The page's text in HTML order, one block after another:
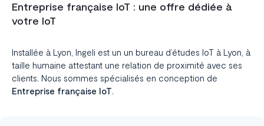
Entreprise française IoT : une offre dédiée à
votre IoT
Installée à Lyon, Ingeli est un un bureau d’études IoT à Lyon, à
taille humaine attestant une relation de proximité avec ses
clients. Nous sommes spécialisés en conception de
Entreprise française IoT.